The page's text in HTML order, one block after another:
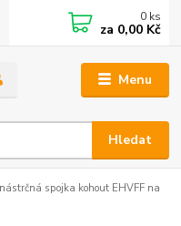
Menu
Hledat
0 ks
za 0,00 Kč
spojka kohout EHVFF na